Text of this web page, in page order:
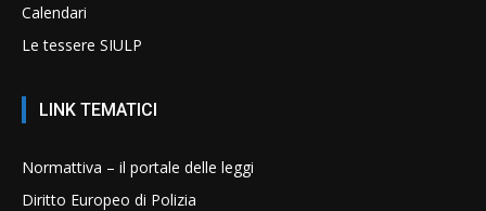
Calendari
Le tessere SIULP
LINK TEMATICI
Normattiva – il portale delle leggi
Diritto Europeo di Polizia